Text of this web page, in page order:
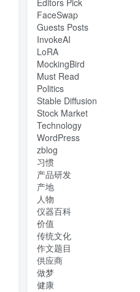
Editors Pick
FaceSwap
Guests Posts
InvokeAI
LoRA
MockingBird
Must Read
Politics
Stable Diffusion
Stock Market
Technology
WordPress
zblog
习惯
产品研发
产地
人物
仪器百科
价值
传统文化
作文题目
供应商
做梦
健康